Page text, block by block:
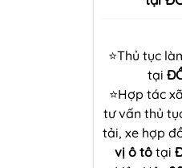
⭐Thủ tục
tại
⭐Hợp tác
tư vấn thủ
tải, xe hợp
vị ô tô tại